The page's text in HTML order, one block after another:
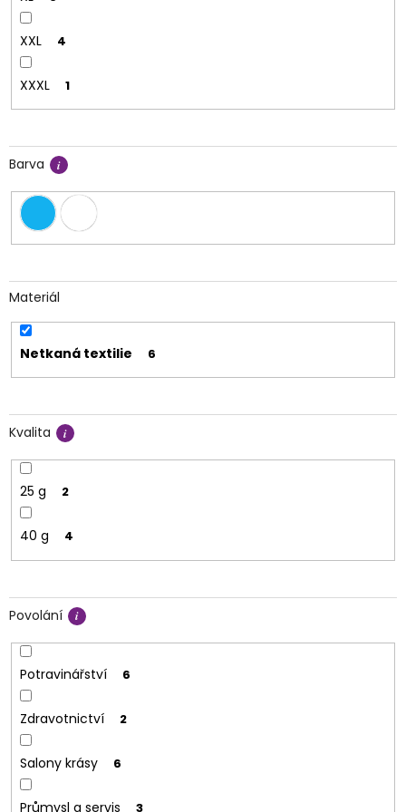
XXL 4
XXXL 1
Barva
Materiál
Netkaná textilie 6
Kvalita
25 g 2
40 g 4
Povolání
Potravinářství 6
Zdravotnictví 2
Salony krásy 6
Průmysl a servis 3